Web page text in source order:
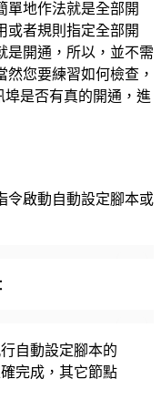
單地作法就是全部開
或者規則指定全部開
是開通，所以，並不需
您要練習如何檢查，
埠是否有真的開通，進
令啟動自動設定腳本或
自動設定腳本的
完成，其它節點